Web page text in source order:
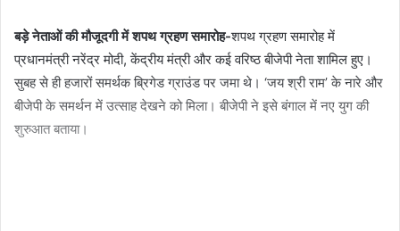
बड़े नेताओं की मौजूदगी में शपथ ग्रहण समारोह-शपथ ग्रहण समारोह में
प्रधानमंत्री नरेंद्र मोदी, केंद्रीय मंत्री और कई वरिष्ठ बीजेपी नेता शामिल हुए।
सुबह से ही हजारों समर्थक ब्रिगेड ग्राउंड पर जमा थे। ‘जय श्री राम’ के नारे और
बीजेपी के समर्थन में उत्साह देखने को मिला। बीजेपी ने इसे बंगाल में नए युग की
शुरुआत बताया।